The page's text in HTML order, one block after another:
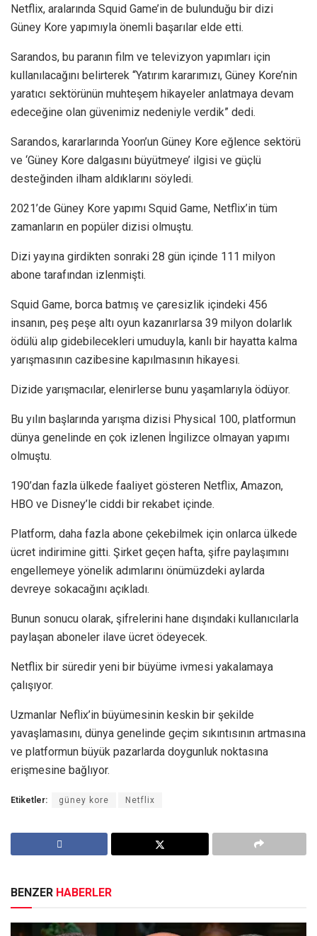
Netflix, aralarında Squid Game’in de bulunduğu bir dizi
Güney Kore yapımıyla önemli başarılar elde etti.
Sarandos, bu paranın film ve televizyon yapımları için
kullanılacağını belirterek “Yatırım kararımızı, Güney Kore’nin
yaratıcı sektörünün muhteşem hikayeler anlatmaya devam
edeceğine olan güvenimiz nedeniyle verdik” dedi.
Sarandos, kararlarında Yoon’un Güney Kore eğlence sektörü
ve ‘Güney Kore dalgasını büyütmeye’ ilgisi ve güçlü
desteğinden ilham aldıklarını söyledi.
2021’de Güney Kore yapımı Squid Game, Netflix’in tüm
zamanların en popüler dizisi olmuştu.
Dizi yayına girdikten sonraki 28 gün içinde 111 milyon
abone tarafından izlenmişti.
Squid Game, borca batmış ve çaresizlik içindeki 456
insanın, peş peşe altı oyun kazanırlarsa 39 milyon dolarlık
ödülü alıp gidebilecekleri umuduyla, kanlı bir hayatta kalma
yarışmasının cazibesine kapılmasının hikayesi.
Dizide yarışmacılar, elenirlerse bunu yaşamlarıyla ödüyor.
Bu yılın başlarında yarışma dizisi Physical 100, platformun
dünya genelinde en çok izlenen İngilizce olmayan yapımı
olmuştu.
190’dan fazla ülkede faaliyet gösteren Netflix, Amazon,
HBO ve Disney’le ciddi bir rekabet içinde.
Platform, daha fazla abone çekebilmek için onlarca ülkede
ücret indirimine gitti. Şirket geçen hafta, şifre paylaşımını
engellemeye yönelik adımlarını önümüzdeki aylarda
devreye sokacağını açıkladı.
Bunun sonucu olarak, şifrelerini hane dışındaki kullanıcılarla
paylaşan aboneler ilave ücret ödeyecek.
Netflix bir süredir yeni bir büyüme ivmesi yakalamaya
çalışıyor.
Uzmanlar Neflix’in büyümesinin keskin bir şekilde
yavaşlamasını, dünya genelinde geçim sıkıntısının artmasına
ve platformun büyük pazarlarda doygunluk noktasına
erişmesine bağlıyor.
Etiketler: güney kore Netflix
BENZER HABERLER